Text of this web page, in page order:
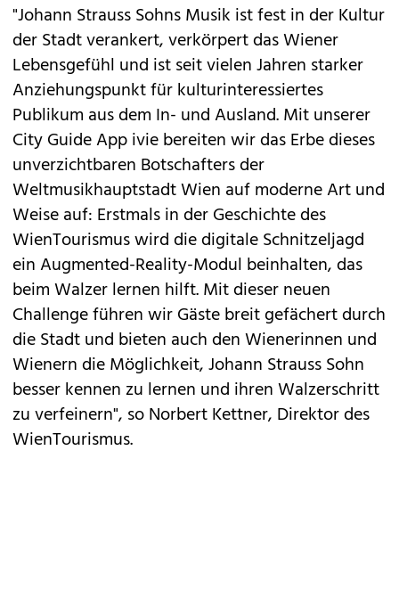
"Johann Strauss Sohns Musik ist fest in der Kultur
der Stadt verankert, verkörpert das Wiener
Lebensgefühl und ist seit vielen Jahren starker
Anziehungspunkt für kulturinteressiertes
Publikum aus dem In- und Ausland. Mit unserer
City Guide App ivie bereiten wir das Erbe dieses
unverzichtbaren Botschafters der
Weltmusikhauptstadt Wien auf moderne Art und
Weise auf: Erstmals in der Geschichte des
WienTourismus wird die digitale Schnitzeljagd
ein Augmented-Reality-Modul beinhalten, das
beim Walzer lernen hilft. Mit dieser neuen
Challenge führen wir Gäste breit gefächert durch
die Stadt und bieten auch den Wienerinnen und
Wienern die Möglichkeit, Johann Strauss Sohn
besser kennen zu lernen und ihren Walzerschritt
zu verfeinern", so Norbert Kettner, Direktor des
WienTourismus.